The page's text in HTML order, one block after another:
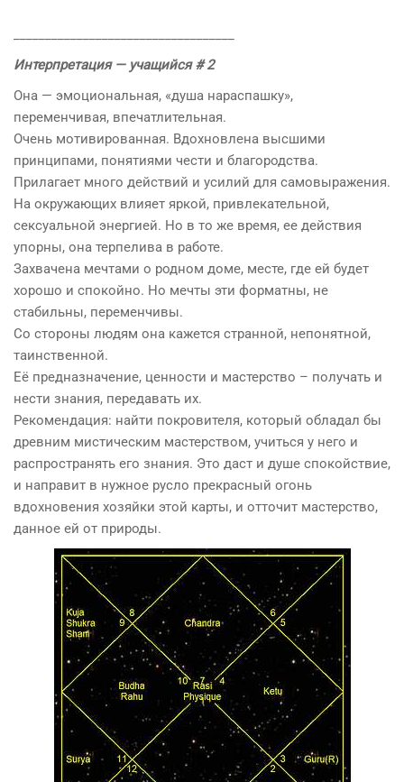
Интерпретация — учащийся # 2
Она — эмоциональная, «душа нараспашку»,
переменчивая, впечатлительная.
​Очень мотивированная. Вдохновлена высшими
принципами, понятиями чести и благородства. ​
​Прилагает много действий и усилий для самовыражения.
На окружающих влияет яркой, привлекательной,
сексуальной энергией. Но в то же время, ее действия
упорны, она терпелива в работе.
​Захвачена мечтами о родном доме, месте, где ей будет
хорошо и спокойно. Но мечты эти форматны, не​
стабильны, переменчивы.
Со стороны людям она кажется странной, непонятной,
таинственной.
Её предназначение, ценности и мастерство – получать и
нести знания, передавать их.
Рекомендация: найти покровителя, который обладал бы
древним мистическим мастерством, учиться у него и
распространять его знания. Это даст и душе спокойствие,
и направит в нужное русло прекрасный огонь
вдохновения хозяйки этой карты, и отточит мастерство,
данное ей от природы.